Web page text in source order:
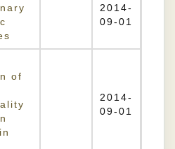
2014-
09-01
of
2014-
09-01